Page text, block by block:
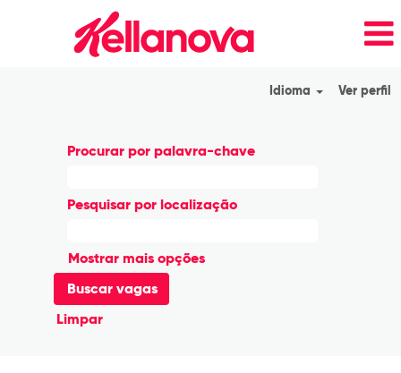
Idioma Ver perfil
Procurar por palavra-chave
Pesquisar por localização
Mostrar mais opções
Limpar